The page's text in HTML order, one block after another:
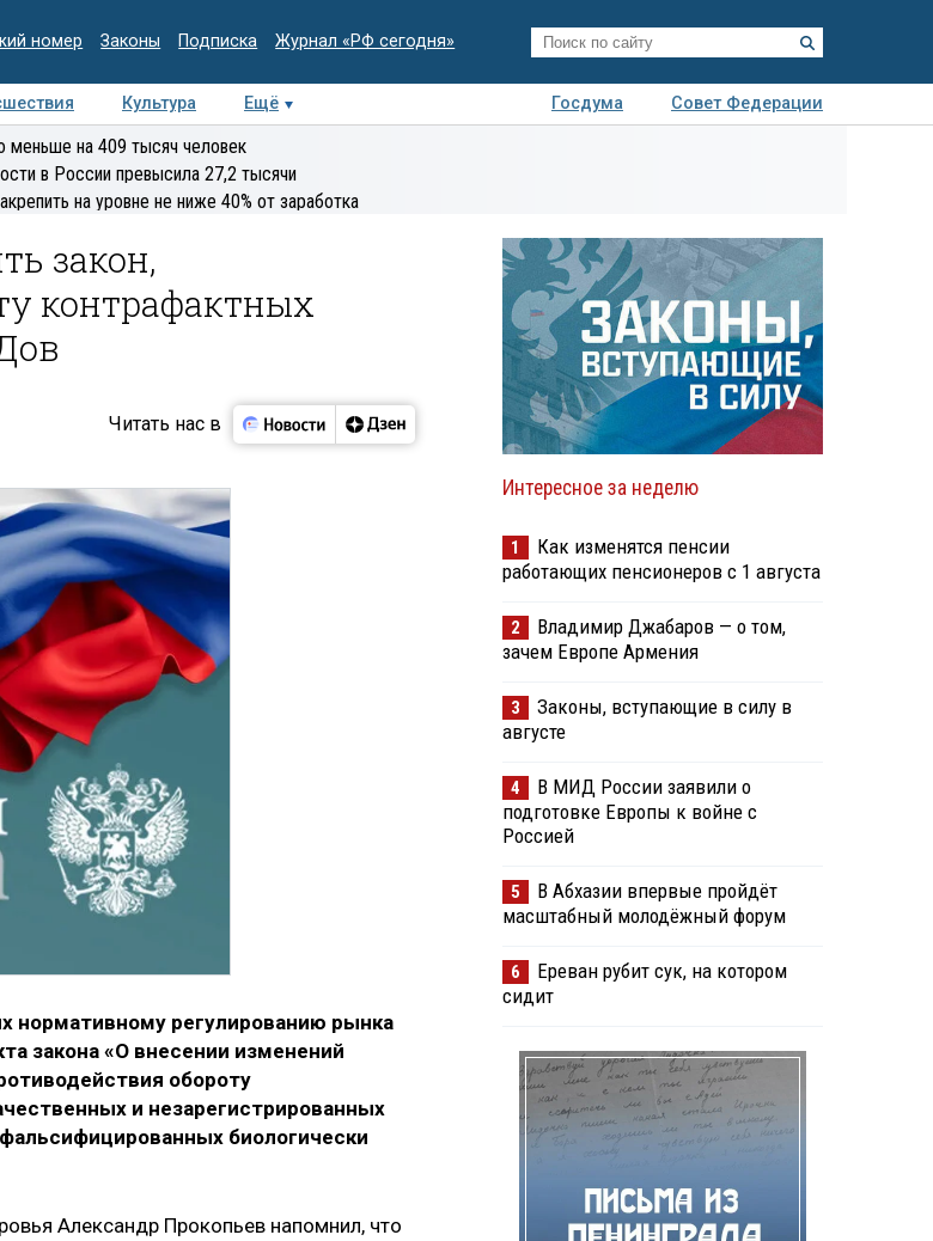
номер Законы Подписка Журнал «РФ сегодня»
Культура Ещё Госдума
Совет Федерации
Интервью Колумнисты
меньше на 409 тысяч человек
в России превысила 27,2 тысячи
на уровне не ниже 40% от заработка
закон,
контрафактных
Читать нас в
нормативному регулированию рынка
закона «О внесении изменений
обороту
и незарегистрированных
биологически
Александр Прокопьев напомнил, что
Интересное за неделю
1
Как изменятся пенсии
работающих пенсионеров с 1 августа
2
Владимир Джабаров — о том,
зачем Европе Армения
3
Законы, вступающие в силу в
августе
4
В МИД России заявили о
подготовке Европы к войне с
Россией
5
В Абхазии впервые пройдёт
масштабный молодёжный форум
6
Ереван рубит сук, на котором
сидит